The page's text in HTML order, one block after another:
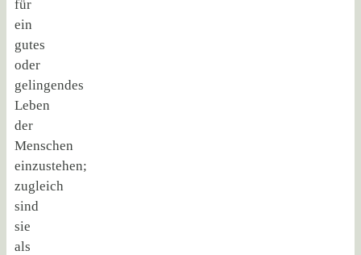
für
ein
gutes
oder
gelingendes
Leben
der
Menschen
einzustehen;
zugleich
sind
sie
als